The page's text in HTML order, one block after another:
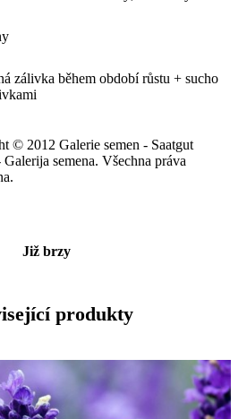
zálivka během období růstu + sucho
© 2012 Galerie semen - Saatgut
semena. Všechna práva
Již brzy
produkty